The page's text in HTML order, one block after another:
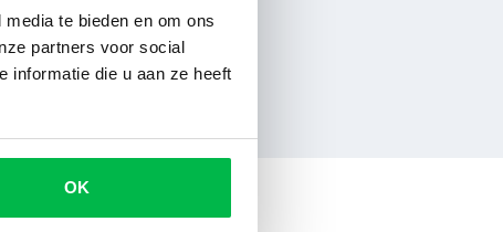
te bieden en om ons
partners voor social
informatie die u aan ze heeft
OK